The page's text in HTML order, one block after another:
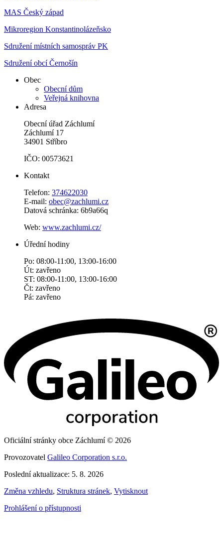
MAS Český západ
Mikroregion Konstantinolázeňsko
Sdružení místních samospráv PK
Sdružení obcí Černošín
Obec
Obecní dům
Veřejná knihovna
Adresa
Obecní úřad Záchlumí
Záchlumí 17
34901 Stříbro
IČO: 00573621
Kontakt
Telefon: 374622030
E-mail: obec@zachlumi.cz
Datová schránka: 6b9a66q
Web: www.zachlumi.cz/
Úřední hodiny
Po: 08:00-11:00, 13:00-16:00
Út: zavřeno
ST: 08:00-11:00, 13:00-16:00
Čt: zavřeno
Pá: zavřeno
Oficiální stránky obce Záchlumí © 2026
Provozovatel Galileo Corporation s.r.o.
Poslední aktualizace: 5. 8. 2026
Změna vzhledu, Struktura stránek, Vytisknout
Prohlášení o přístupnosti